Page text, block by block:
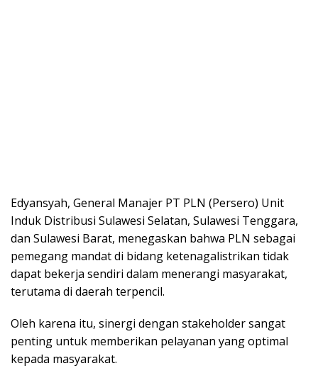
Edyansyah, General Manajer PT PLN (Persero) Unit
Induk Distribusi Sulawesi Selatan, Sulawesi Tenggara,
dan Sulawesi Barat, menegaskan bahwa PLN sebagai
pemegang mandat di bidang ketenagalistrikan tidak
dapat bekerja sendiri dalam menerangi masyarakat,
terutama di daerah terpencil.
Oleh karena itu, sinergi dengan stakeholder sangat
penting untuk memberikan pelayanan yang optimal
kepada masyarakat.